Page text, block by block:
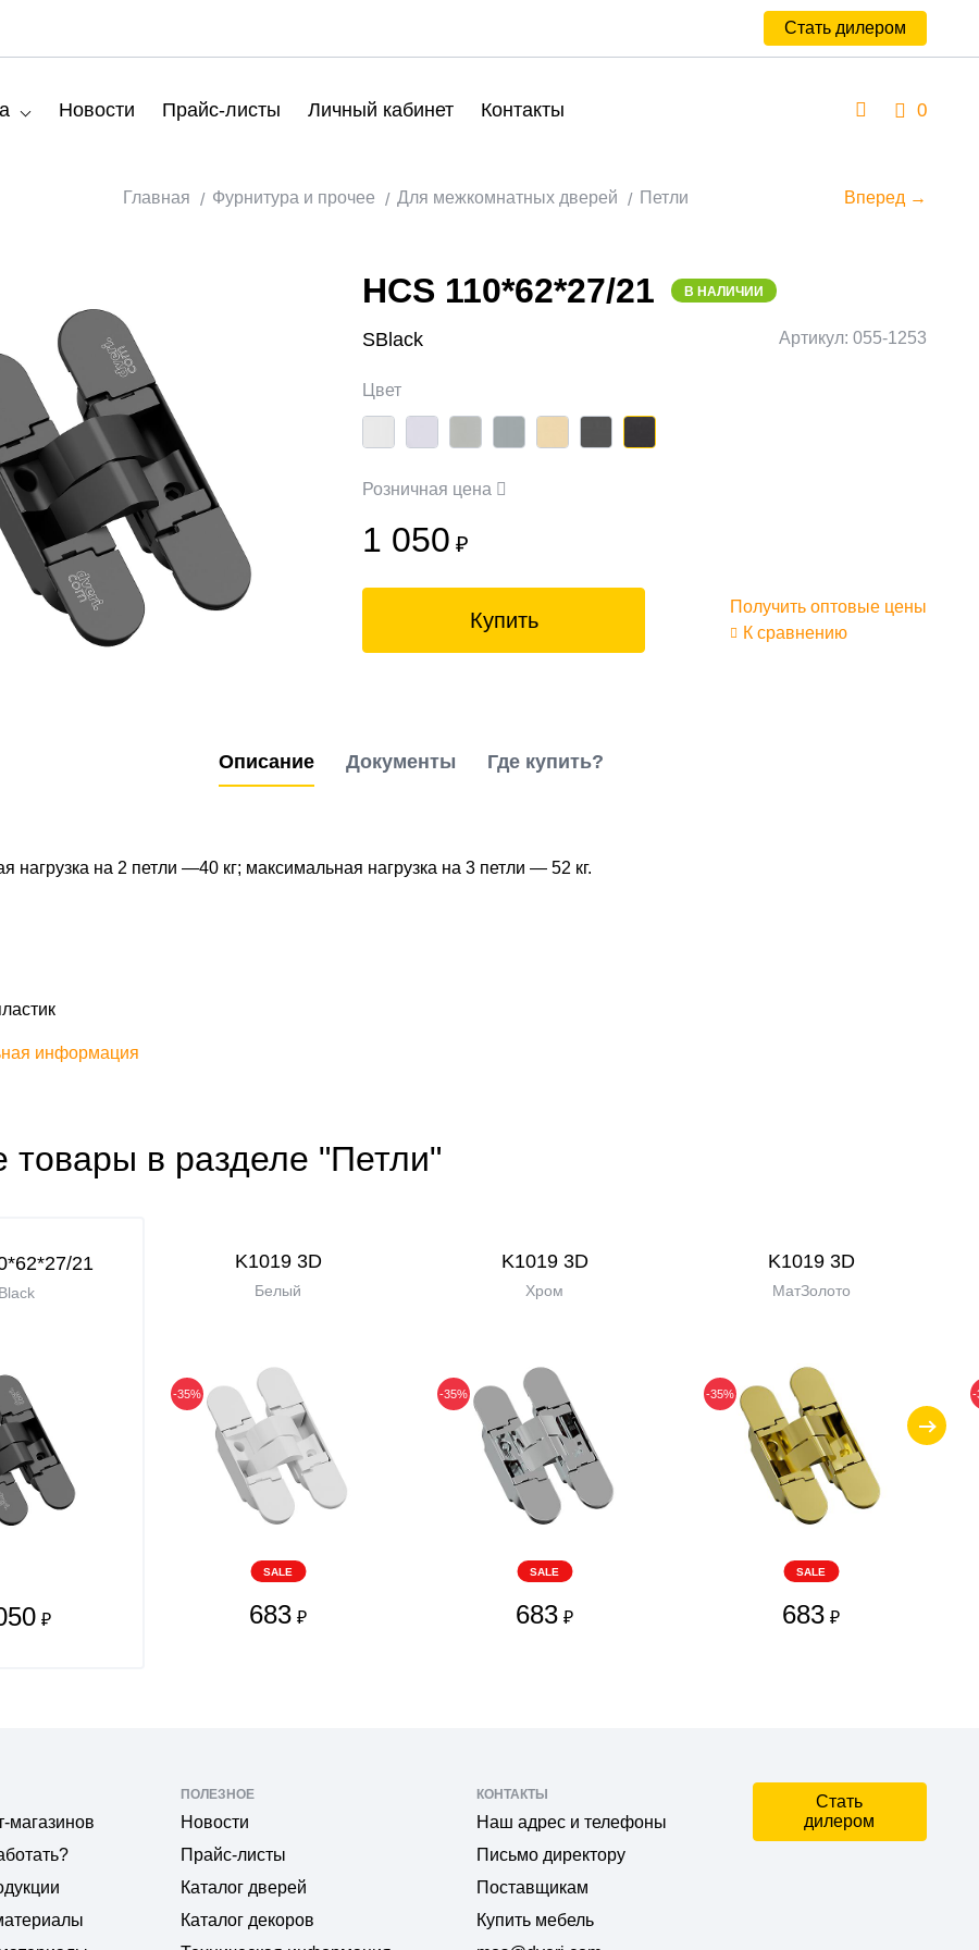
Стать дилером
Новости Прайс-листы Личный кабинет Контакты 0
Главная Фурнитура и прочее Для межкомнатных дверей Петли Вперед →
HCS 110*62*27/21 В НАЛИЧИИ
SBlack Артикул: 055-1253
Цвет
Розничная цена
1 050 ₽
Купить
Получить оптовые цены
К сравнению
Описание Документы Где купить?
нагрузка на 2 петли —40 кг; максимальная нагрузка на 3 петли — 52 кг.
информация
товары в разделе "Петли"
21
₽
K1019 3D
Белый
-35%
SALE
683 ₽
K1019 3D
Хром
-35%
SALE
683 ₽
K1019 3D
МатЗолото
-35%
SALE
683 ₽
-
магазинов
ПОЛЕЗНОЕ
Новости
Прайс-листы
Каталог дверей
Каталог декоров
КОНТАКТЫ
Наш адрес и телефоны
Письмо директору
Поставщикам
Купить мебель
Стать
дилером